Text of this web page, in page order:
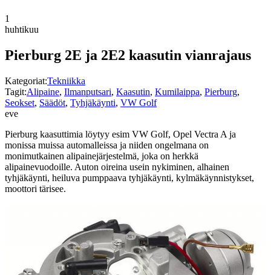
1
huhtikuu
Pierburg 2E ja 2E2 kaasutin vianrajaus
Kategoriat:Tekniikka
Tagit:Alipaine, Ilmanputsari, Kaasutin, Kumilaippa, Pierburg,
Seokset, Säädöt, Tyhjäkäynti, VW Golf
eve
Pierburg kaasuttimia löytyy esim VW Golf, Opel Vectra A ja
monissa muissa automalleissa ja niiden ongelmana on
monimutkainen alipainejärjestelmä, joka on herkkä
alipainevuodoille. Auton oireina usein nykiminen, alhainen
tyhjäkäynti, heiluva pumppaava tyhjäkäynti, kylmäkäynnistykset,
moottori tärisee.